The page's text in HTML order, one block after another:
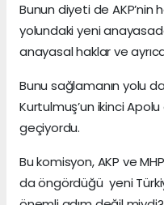
Bunun diyeti de AKP’nin
yolundaki yeni
anayasal haklar ve
Bunu sağlamanın yolu
Kurtulmuş’un ikinci
geçiyordu.
Bu komisyon, AKP ve
da öngördüğü yeni